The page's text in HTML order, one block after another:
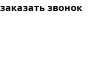
заказать звонок